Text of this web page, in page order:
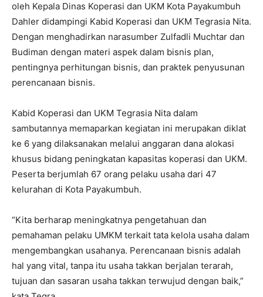
oleh Kepala Dinas Koperasi dan UKM Kota Payakumbuh
Dahler didampingi Kabid Koperasi dan UKM Tegrasia Nita.
Dengan menghadirkan narasumber Zulfadli Muchtar dan
Budiman dengan materi aspek dalam bisnis plan,
pentingnya perhitungan bisnis, dan praktek penyusunan
perencanaan bisnis.
Kabid Koperasi dan UKM Tegrasia Nita dalam
sambutannya memaparkan kegiatan ini merupakan diklat
ke 6 yang dilaksanakan melalui anggaran dana alokasi
khusus bidang peningkatan kapasitas koperasi dan UKM.
Peserta berjumlah 67 orang pelaku usaha dari 47
kelurahan di Kota Payakumbuh.
“Kita berharap meningkatnya pengetahuan dan
pemahaman pelaku UMKM terkait tata kelola usaha dalam
mengembangkan usahanya. Perencanaan bisnis adalah
hal yang vital, tanpa itu usaha takkan berjalan terarah,
tujuan dan sasaran usaha takkan terwujud dengan baik,”